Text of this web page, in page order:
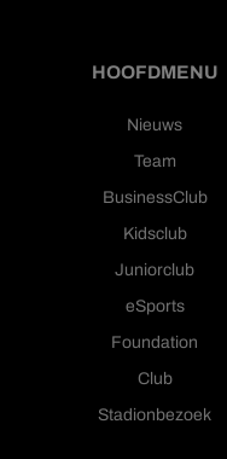
HOOFDMENU
Nieuws
Team
BusinessClub
Kidsclub
Juniorclub
eSports
Foundation
Club
Stadionbezoek